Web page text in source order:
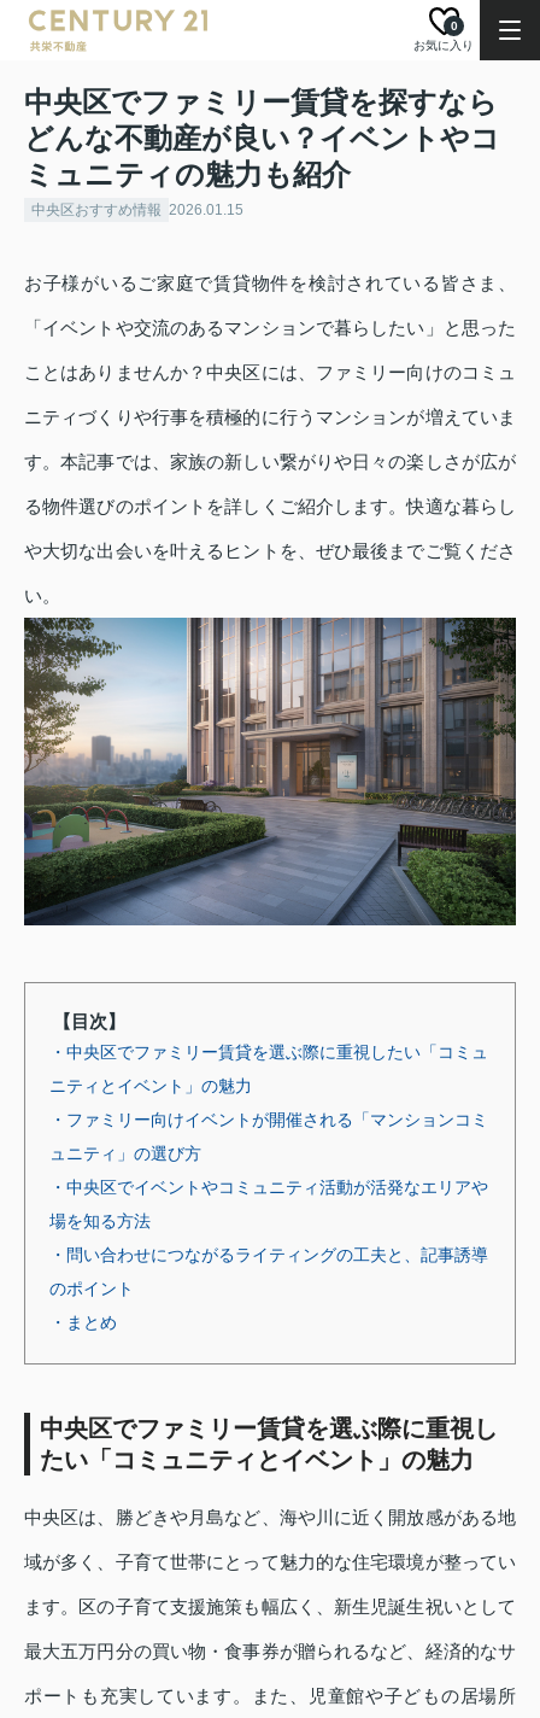
お気に入り
0
中央区でファミリー賃貸を探すなら
どんな不動産が良い？イベントやコ
ミュニティの魅力も紹介
中央区おすすめ情報 2026.01.15
お子様がいるご家庭で賃貸物件を検討されている皆さま、
「イベントや交流のあるマンションで暮らしたい」と思った
ことはありませんか？中央区には、ファミリー向けのコミュ
ニティづくりや行事を積極的に行うマンションが増えていま
す。本記事では、家族の新しい繋がりや日々の楽しさが広が
る物件選びのポイントを詳しくご紹介します。快適な暮らし
や大切な出会いを叶えるヒントを、ぜひ最後までご覧くださ
い。
【目次】
・中央区でファミリー賃貸を選ぶ際に重視したい「コミュ
ニティとイベント」の魅力
・ファミリー向けイベントが開催される「マンションコミ
ュニティ」の選び方
・中央区でイベントやコミュニティ活動が活発なエリアや
場を知る方法
・問い合わせにつながるライティングの工夫と、記事誘導
のポイント
・まとめ
中央区でファミリー賃貸を選ぶ際に重視し
たい「コミュニティとイベント」の魅力
中央区は、勝どきや月島など、海や川に近く開放感がある地
域が多く、子育て世帯にとって魅力的な住宅環境が整ってい
ます。区の子育て支援施策も幅広く、新生児誕生祝いとして
最大五万円分の買い物・食事券が贈られるなど、経済的なサ
ポートも充実しています。また、児童館や子どもの居場所